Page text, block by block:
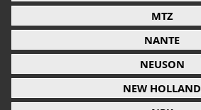
MTZ
NANTE
NEUSON
NEW HOLLAND